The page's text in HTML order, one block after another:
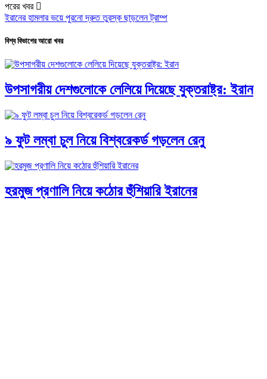
পরের খবর
ইরানের হামলার ভয়ে পুরনো দ্রুত তুরস্ক ছাড়লেন ট্রাম্প
বিশ্ব বিভাগের আরো খবর
উপসাগরীয় দেশগুলোকে লেলিয়ে দিয়েছে যুক্তরাষ্ট্র: ইরান
৯ ফুট লম্বা চুল নিয়ে বিশ্বরেকর্ড গড়লেন রেনু
হরমুজ প্রণালি নিয়ে কঠোর হুঁশিয়ারি ইরানের